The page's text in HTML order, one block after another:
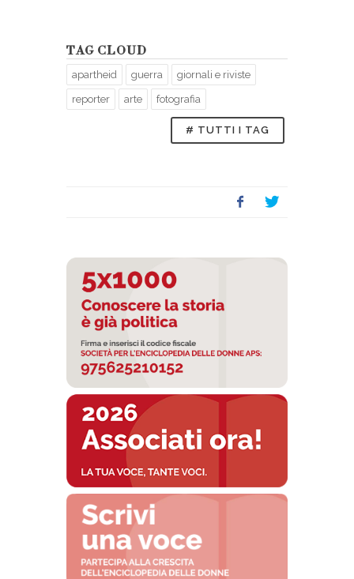
TAG CLOUD
apartheid guerra giornali e riviste
reporter arte fotografia
# TUTTI I TAG